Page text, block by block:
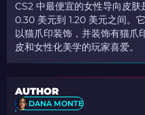
CS2 中最便宜的女性导向皮
0.30 美元到 1.20 美元之间。
以猫爪印装饰，并装饰有猫爪
皮和女性化美学的玩家喜爱。
AUTHOR
DANA MONTE